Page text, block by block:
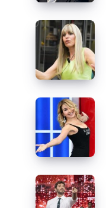
cosa
sappiamo
Alessandra
Mussolini,
carriera
televisiva
dopo
GFVip?
Barbara
D’Urso
denuncia
Mediaset
Stefano
De